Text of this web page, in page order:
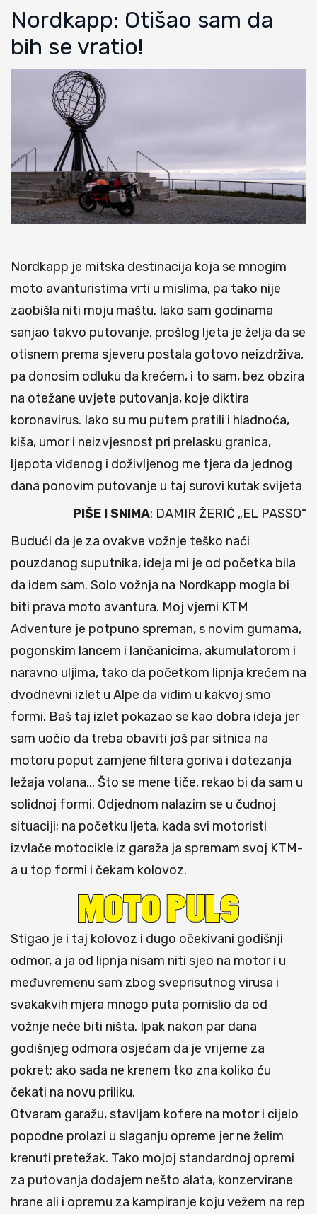
Nordkapp: Otišao sam da
bih se vratio!
Nordkapp je mitska destinacija koja se mnogim
moto avanturistima vrti u mislima, pa tako nije
zaobišla niti moju maštu. Iako sam godinama
sanjao takvo putovanje, prošlog ljeta je želja da se
otisnem prema sjeveru postala gotovo neizdrživa,
pa donosim odluku da krećem, i to sam, bez obzira
na otežane uvjete putovanja, koje diktira
koronavirus. Iako su mu putem pratili i hladnoća,
kiša, umor i neizvjesnost pri prelasku granica,
ljepota viđenog i doživljenog me tjera da jednog
dana ponovim putovanje u taj surovi kutak svijeta
PIŠE I SNIMA: DAMIR ŽERIĆ „EL PASSO“
Budući da je za ovakve vožnje teško naći
pouzdanog suputnika, ideja mi je od početka bila
da idem sam. Solo vožnja na Nordkapp mogla bi
biti prava moto avantura. Moj vjerni KTM
Adventure je potpuno spreman, s novim gumama,
pogonskim lancem i lančanicima, akumulatorom i
naravno uljima, tako da početkom lipnja krećem na
dvodnevni izlet u Alpe da vidim u kakvoj smo
formi. Baš taj izlet pokazao se kao dobra ideja jer
sam uočio da treba obaviti još par sitnica na
motoru poput zamjene filtera goriva i dotezanja
ležaja volana,.. Što se mene tiče, rekao bi da sam u
solidnoj formi. Odjednom nalazim se u čudnoj
situaciji; na početku ljeta, kada svi motoristi
izvlače motocikle iz garaža ja spremam svoj KTM-
a u top formi i čekam kolovoz.
Stigao je i taj kolovoz i dugo očekivani godišnji
odmor, a ja od lipnja nisam niti sjeo na motor i u
međuvremenu sam zbog sveprisutnog virusa i
svakakvih mjera mnogo puta pomislio da od
vožnje neće biti ništa. Ipak nakon par dana
godišnjeg odmora osjećam da je vrijeme za
pokret; ako sada ne krenem tko zna koliko ću
čekati na novu priliku.
Otvaram garažu, stavljam kofere na motor i cijelo
popodne prolazi u slaganju opreme jer ne želim
krenuti pretežak. Tako mojoj standardnoj opremi
za putovanja dodajem nešto alata, konzervirane
hrane ali i opremu za kampiranje koju vežem na rep